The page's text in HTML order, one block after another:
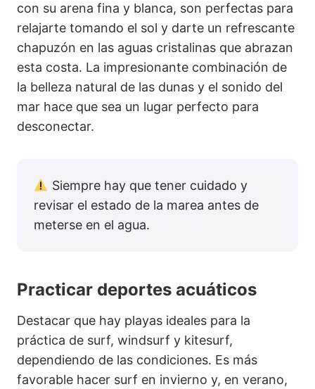
con su arena fina y blanca, son perfectas para
relajarte tomando el sol y darte un refrescante
chapuzón en las aguas cristalinas que abrazan
esta costa. La impresionante combinación de
la belleza natural de las dunas y el sonido del
mar hace que sea un lugar perfecto para
desconectar.
Siempre hay que tener cuidado y
revisar el estado de la marea antes de
meterse en el agua.
Practicar deportes acuáticos
Destacar que hay playas ideales para la
práctica de surf, windsurf y kitesurf,
dependiendo de las condiciones. Es más
favorable hacer surf en invierno y, en verano,